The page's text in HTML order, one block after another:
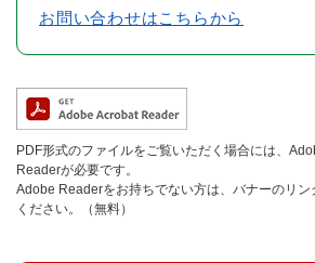
お問い合わせはこちらから
PDF形式のファイルをご覧いただく場合には、
Readerが必要です。
Adobe Readerをお持ちでない方は、バナーのリン
ください。（無料）